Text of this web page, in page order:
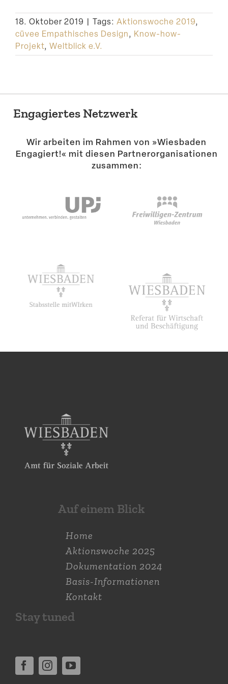
Suche
18. Oktober 2019 | Tags: Aktionswoche 2019,
cüvee Empathisches Design, Know-how-
Projekt, Weltblick e.V.
Engagiertes Netzwerk
Wir arbeiten im Rahmen von »Wiesbaden
Engagiert!« mit diesen Partner­or­ga­ni­sa­tionen
zusammen:
Auf einem Blick
Home
Aktions­woche 2025
Dokumen­tation 2024
Basis-Informationen
Kontakt
Stay tuned